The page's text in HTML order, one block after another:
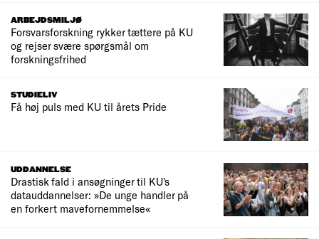
ARBEJDSMILJØ
Forsvarsforskning rykker tættere på KU
og rejser svære spørgsmål om
forskningsfrihed
STUDIELIV
Få høj puls med KU til årets Pride
UDDANNELSE
Drastisk fald i ansøgninger til KU's
datauddannelser: »De unge handler på
en forkert mavefornemmelse«